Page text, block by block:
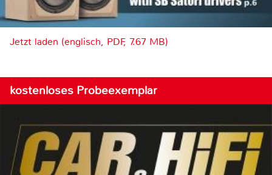
Jetzt laden (englisch, PDF, 7.67 MB)
kostenloses Probeexemplar